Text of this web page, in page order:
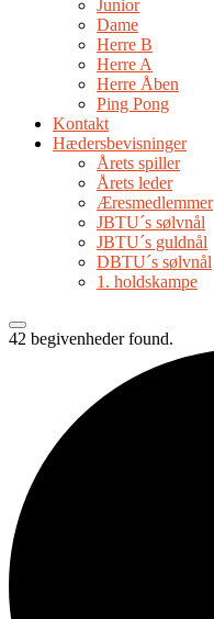
Junior
Dame
Herre B
Herre A
Herre Åben
Ping Pong
Kontakt
Hædersbevisninger
Årets spiller
Årets leder
Æresmedlemmer
JBTU´s sølvnål
JBTU´s guldnål
DBTU´s sølvnål
1. holdskampe
42 begivenheder found.